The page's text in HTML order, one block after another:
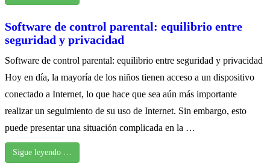
Software de control parental: equilibrio entre
seguridad y privacidad
Software de control parental: equilibrio entre seguridad y privacidad
Hoy en día, la mayoría de los niños tienen acceso a un dispositivo
conectado a Internet, lo que hace que sea aún más importante
realizar un seguimiento de su uso de Internet. Sin embargo, esto
puede presentar una situación complicada en la …
Sigue leyendo …